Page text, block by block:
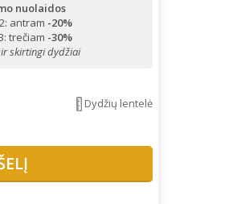
nuolaidos
antram -20%
trečiam -30%
skirtingi dydžiai
Dydžių lentelė